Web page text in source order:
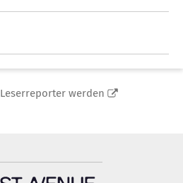
Leserreporter werden